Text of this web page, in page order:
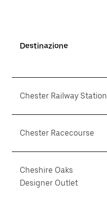
Destinazione
Chester Railway Station
Chester Racecourse
Cheshire Oaks
Designer Outlet